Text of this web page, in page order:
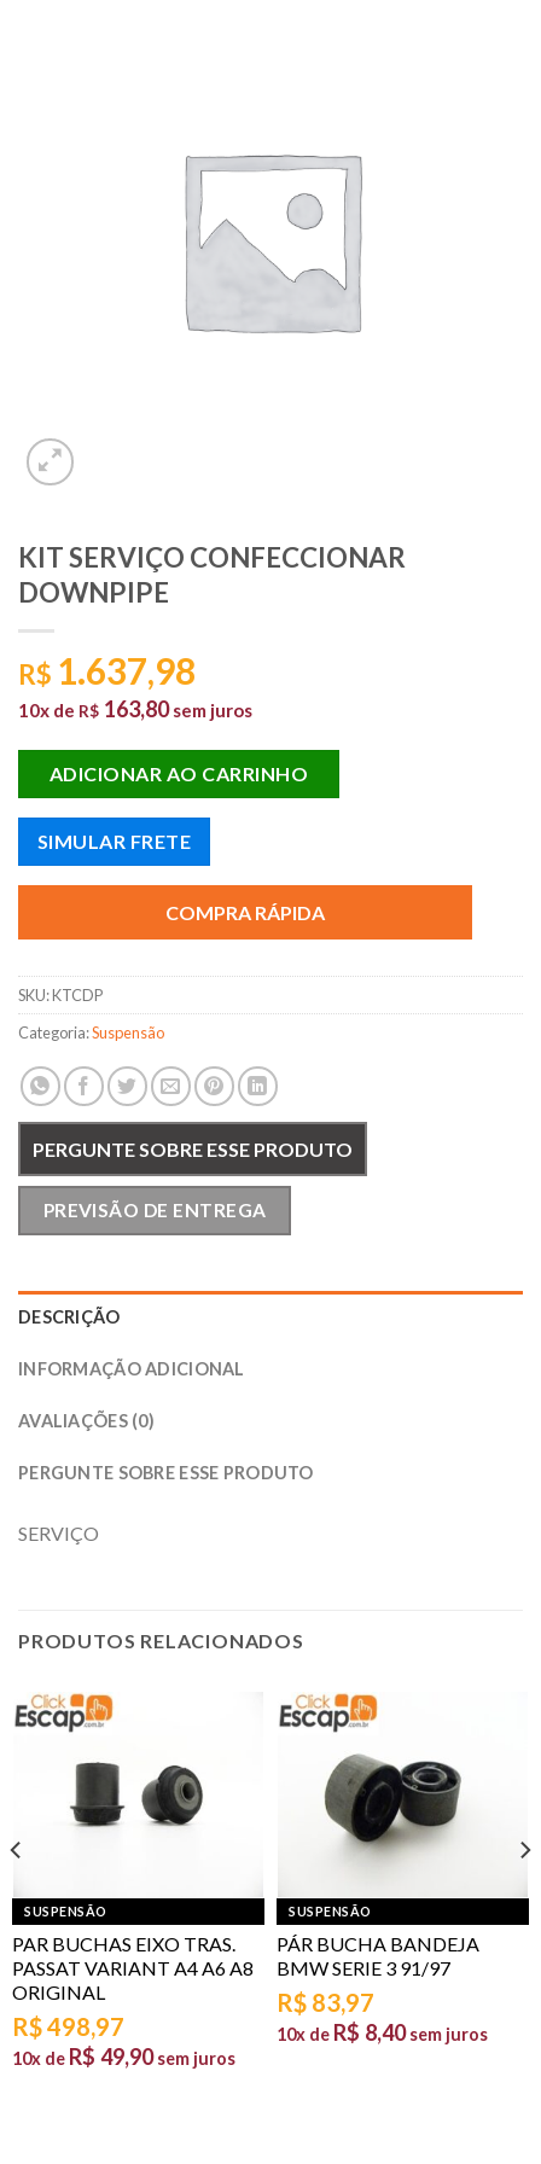
KIT SERVIÇO CONFECCIONAR
DOWNPIPE
R$ 1.637,98
10x de R$ 163,80 sem juros
ADICIONAR AO CARRINHO
SIMULAR FRETE
COMPRA RÁPIDA
SKU:KTCDP
Categoria:Suspensão
PERGUNTE SOBRE ESSE PRODUTO
PREVISÃO DE ENTREGA
DESCRIÇÃO
INFORMAÇÃO ADICIONAL
AVALIAÇÕES (0)
PERGUNTE SOBRE ESSE PRODUTO
SERVIÇO
PRODUTOS RELACIONADOS
SUSPENSÃO
PAR BUCHAS EIXO TRAS.
PASSAT VARIANT A4 A6 A8
ORIGINAL
R$498,97
10x de R$ 49,90 sem juros
SUSPENSÃO
PÁR BUCHA BANDEJA
BMW SERIE 3 91/97
R$ 83,97
10x de R$ 8,40 sem juros